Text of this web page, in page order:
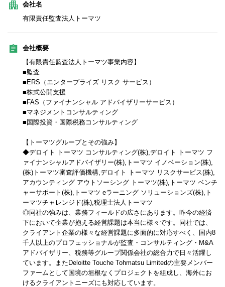
会社名
有限責任監査法人トーマツ
会社概要
【有限責任監査法人トーマツ事業内容】
■監査
■ERS（エンタープライズ リスク サービス）
■株式公開支援
■FAS（ファイナンシャル アドバイザリーサービス）
■マネジメントコンサルティング
■国際投資・国際税務コンサルティング
【トーマツグループとその強み】
◆デロイト トーマツ コンサルティング(株),デロイト トーマツ フ
ァイナンシャルアドバイザリー(株),トーマツ イノベーション(株),
(株)トーマツ審査評価機構,デロイト トーマツ リスクサービス(株),
アカウンティング アウトソーシング トーマツ(株),トーマツ ベンチ
ャーサポート(株),トーマツ eラーニング ソリューションズ(株),ト
ーマツチャレンジド(株),税理士法人トーマツ
◎同社の強みは、業務フィールドの広さにあります。昨今の経済
下において企業が抱える経営課題は本当に様々です。同社では、
クライアント企業の様々な経営課題に多面的に対応すべく、国内8
千人以上のプロフェッショナルが監査・コンサルティング・M&A
アドバイザリー、税務等グループ関係会社の総合力で日々活躍し
ています。またDeloitte Touche Tohmatsu Limitedの主要メンバー
ファームとして国境の垣根なくプロジェクトを組成し、海外にお
けるクライアントニーズにも対応しています。